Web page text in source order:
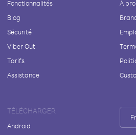
Fonctionnalités
Blog
Sécurité
Viber Out
Tarifs
Assistance
À
TÉLÉCHARGER
Android